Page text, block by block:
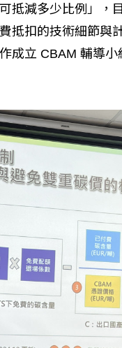
抵減多少比例」，
抵扣的技術細節與
成立 CBAM 輔導